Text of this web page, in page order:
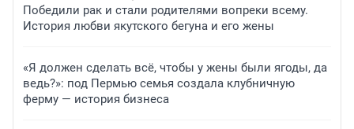
Победили рак и стали родителями вопреки всему.
История любви якутского бегуна и его жены
«Я должен сделать всё, чтобы у жены были ягоды, да
ведь?»: под Пермью семья создала клубничную
ферму — история бизнеса